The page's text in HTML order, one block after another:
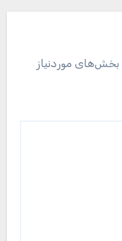
بخش‌های موردنیاز